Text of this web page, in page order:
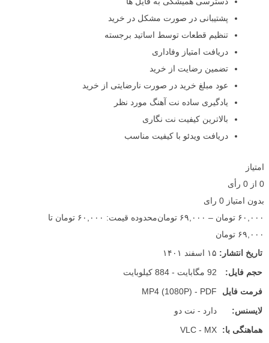
پشتیبانی در صورت مشکل در خرید
تنظیم قطعات توسط اساتید برجسته
دریافت امتیاز وفاداری
تضمین رضایت از خرید
عود مبلغ خرید در صورت نارضایتی از خرید
یادگیری ساده نت آهنگ مورد نظر
بالاترین کیفیت نت نگاری
دریافت ویدئو با کیفیت مناسب
امتیاز
0 از 0 رأی
بدون امتیاز 0 رای
۶۰,۰۰۰ تومان – ۶۹,۰۰۰ تومان
محدوده قیمت: ۶۰,۰۰۰ تومان تا
۶۹,۰۰۰ تومان
تاریخ انتشار: ۱۵ اسفند ۱۴۰۱
حجم فایل:
92 مگابایت - 884 کیلوبایت
فرمت فایل
MP4 (1080P) - PDF
لایسنس:
دارد - نت دو
هماهنگی با:
VLC - MX